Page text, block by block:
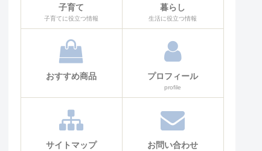
子育て
子育てに役立つ情報
暮らし
生活に役立つ情報
おすすめ商品 プロフィール
profile
サイトマップ お問い合わせ